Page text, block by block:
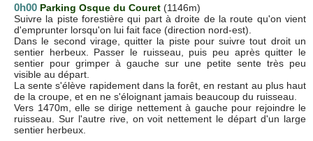
0h00 Parking Osque du Couret (1146m)
Suivre la piste forestière qui part à droite de la route qu'on vient
d'emprunter lorsqu'on lui fait face (direction nord-est).
Dans le second virage, quitter la piste pour suivre tout droit un
sentier herbeux. Passer le ruisseau, puis peu après quitter le
sentier pour grimper à gauche sur une petite sente très peu
visible au départ.
La sente s'élève rapidement dans la forêt, en restant au plus haut
de la croupe, et en ne s'éloignant jamais beaucoup du ruisseau.
Vers 1470m, elle se dirige nettement à gauche pour rejoindre le
ruisseau. Sur l'autre rive, on voit nettement le départ d'un large
sentier herbeux.